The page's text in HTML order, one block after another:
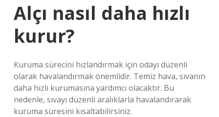
Alçı nasıl daha hızlı
kurur?
Kuruma sürecini hızlandırmak için odayı düzenli
olarak havalandırmak önemlidir. Temiz hava, sıvanın
daha hızlı kurumasına yardımcı olacaktır. Bu
nedenle, sıvayı düzenli aralıklarla havalandırarak
kuruma süresini kısaltabilirsiniz.